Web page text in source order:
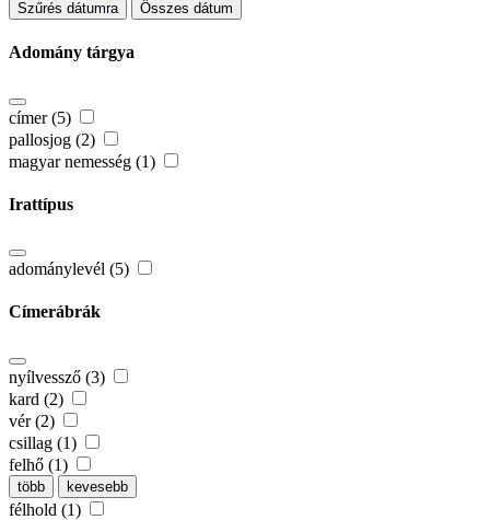
Szűrés dátumra Összes dátum
Adomány tárgya
címer (5)
pallosjog (2)
magyar nemesség (1)
Irattípus
adománylevél (5)
Címerábrák
nyílvessző (3)
kard (2)
vér (2)
csillag (1)
felhő (1)
több kevesebb
félhold (1)